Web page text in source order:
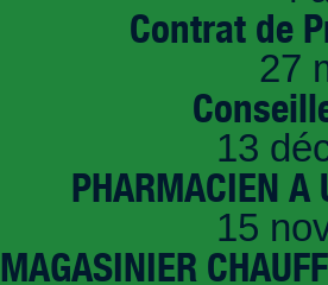
Contrat de
27
13
PHARMACIEN A
15
MAGASINIER